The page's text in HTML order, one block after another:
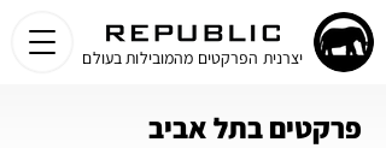
יצרנית הפרקטים מהמובילות בעולם
פרקטים בתל אביב